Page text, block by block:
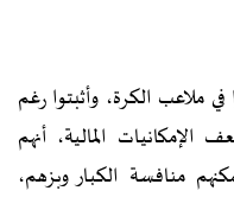
ملاعب الكرة، وأثبتوا رغم
المالية، أنهم
منافسة الكبار وبزهم،